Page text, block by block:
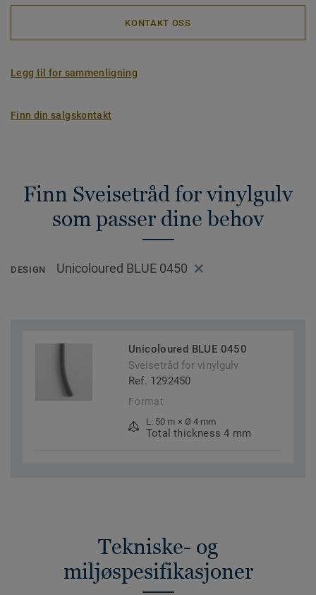
KONTAKT OSS
Legg til for sammenligning
Finn din salgskontakt
Finn Sveisetråd for vinylgulv
som passer dine behov
DESIGN Unicoloured BLUE 0450
Unicoloured BLUE 0450
Sveisetråd for vinylgulv
Ref. 1292450
Format
L: 50 m × Ø 4 mm
Total thickness 4 mm
Tekniske- og
miljøspesifikasjoner